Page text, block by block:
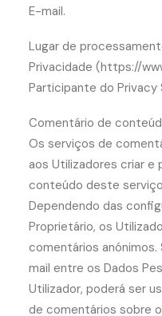
E-mail.
Lugar de
Privacidade (https://
Participante do Privacy
Comentário de
Os serviços de
aos Utilizadores criar e
conteúdo deste
Dependendo das
Proprietário, os
comentários
mail entre os Dados
Utilizador, poderá ser
de comentários sobre